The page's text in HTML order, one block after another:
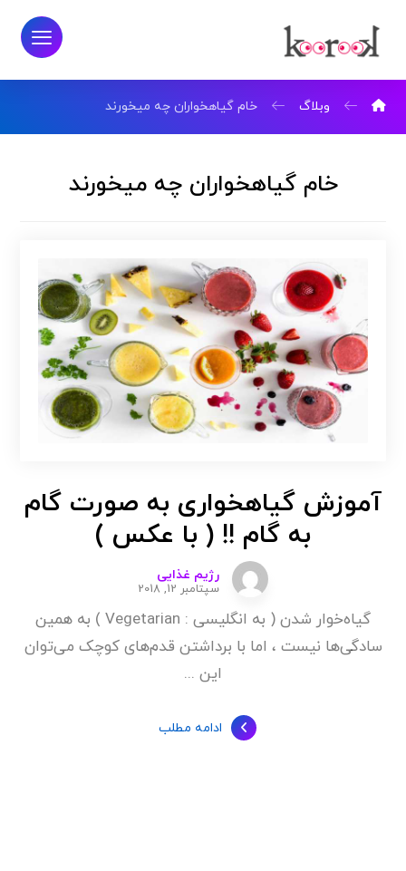
وبلاگ خام گیاهخواران چه میخورند
خام گیاهخواران چه میخورند
آموزش گیاهخواری به صورت گام
به گام !! ( با عکس )
رژیم غذایی
سپتامبر 12, 2018
گیاه‌خوار شدن ( به انگلیسی : Vegetarian ) به همین
سادگی‌ها نیست ، اما با برداشتن قدم‌های کوچک می‌توان
این ...
ادامه مطلب